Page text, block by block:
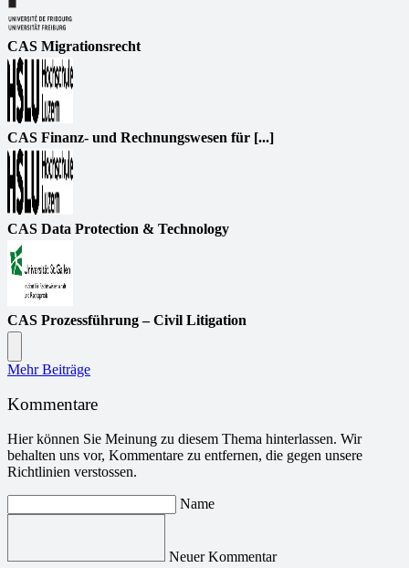
CAS Migrationsrecht
CAS Finanz- und Rechnungswesen für [...]
CAS Data Protection & Technology
CAS Prozessführung – Civil Litigation
Mehr Beiträge
Kommentare
Hier können Sie Meinung zu diesem Thema hinterlassen. Wir
behalten uns vor, Kommentare zu entfernen, die gegen unsere
Richtlinien verstossen.
Name
Neuer Kommentar